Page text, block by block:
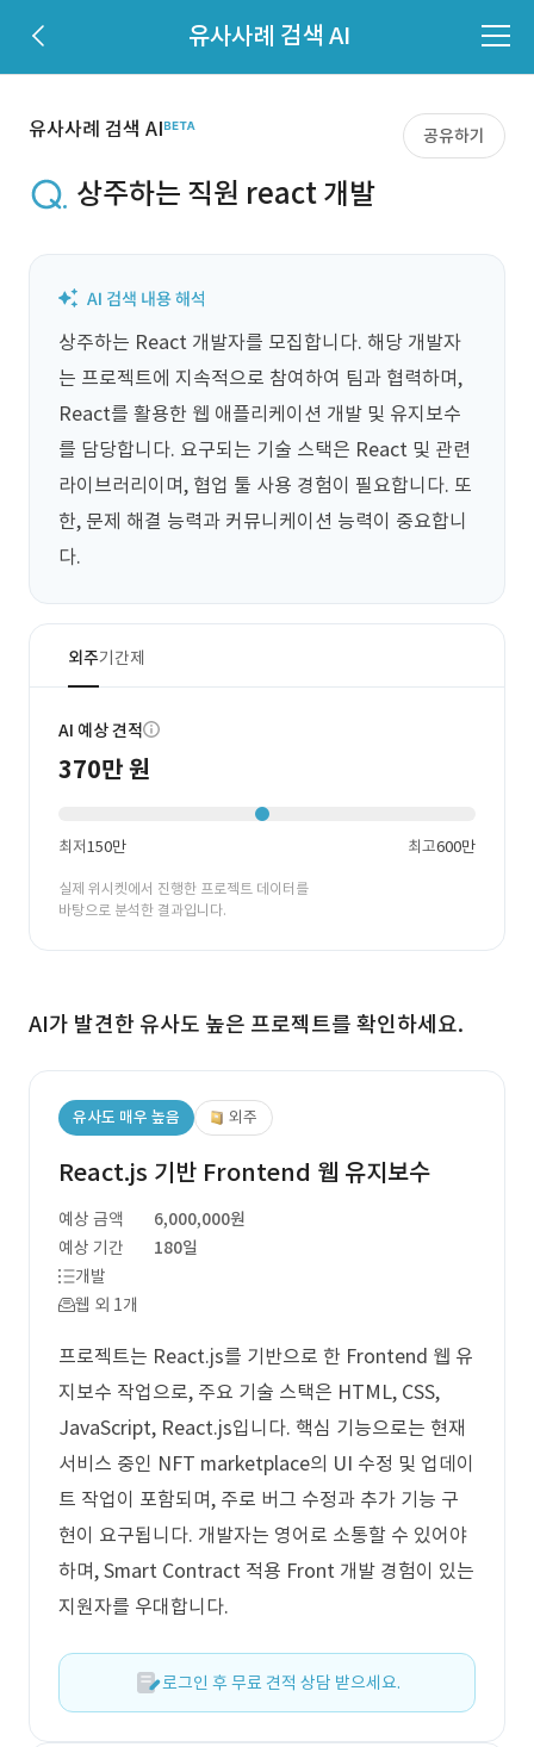
유사사례 검색 AI
유사사례 검색 AI 공유하기
상주하는 직원 react 개발
상주하는 React 개발자를 모집합니다. 해당 개발자
는 프로젝트에 지속적으로 참여하여 팀과 협력하며,
React를 활용한 웹 애플리케이션 개발 및 유지보수
를 담당합니다. 요구되는 기술 스택은 React 및 관련
라이브러리이며, 협업 툴 사용 경험이 필요합니다. 또
한, 문제 해결 능력과 커뮤니케이션 능력이 중요합니
다.
외주기간제
AI 예상 견적
370만 원
최저150만 최고600만
실제 위시켓에서 진행한 프로젝트 데이터를
바탕으로 분석한 결과입니다.
AI가 발견한 유사도 높은 프로젝트를 확인하세요.
유사도 매우 높음 외주
React.js 기반 Frontend 웹 유지보수
예상 금액
6,000,000원
예상 기간
180일
개발
웹 외 1개
프로젝트는 React.js를 기반으로 한 Frontend 웹 유
지보수 작업으로, 주요 기술 스택은 HTML, CSS,
JavaScript, React.js입니다. 핵심 기능으로는 현재
서비스 중인 NFT marketplace의 UI 수정 및 업데이
트 작업이 포함되며, 주로 버그 수정과 추가 기능 구
현이 요구됩니다. 개발자는 영어로 소통할 수 있어야
하며, Smart Contract 적용 Front 개발 경험이 있는
지원자를 우대합니다.
로그인 후 무료 견적 상담 받으세요.